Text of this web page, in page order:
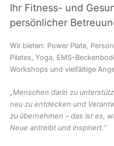
Ihr Fitness- und
persönlicher
Wir bieten: Power Plate,
Pilates, Yoga, EMS-
Workshops und vielfältige
„Menschen darin zu
neu zu entdecken und
zu übernehmen – das ist es,
Neue antreibt und inspiriert.“